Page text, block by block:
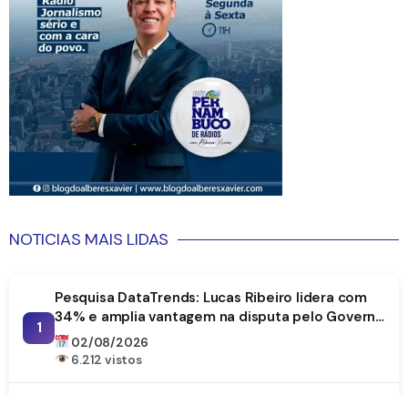
NOTICIAS MAIS LIDAS
1
Pesquisa DataTrends: Lucas Ribeiro lidera com
34% e amplia vantagem na disputa pelo Governo
da Paraíba
02/08/2026
6.212 vistos